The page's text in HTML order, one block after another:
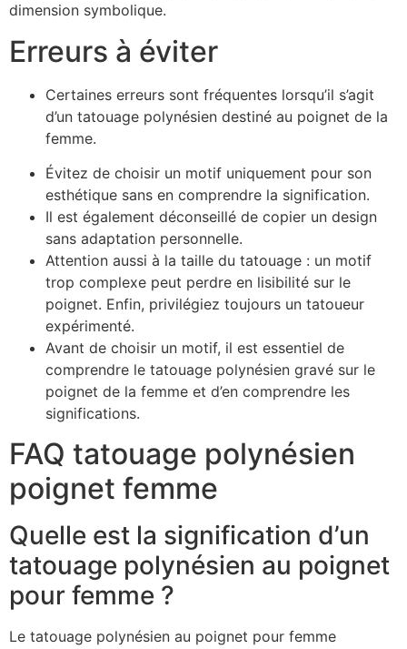
dimension symbolique.
Erreurs à éviter
Certaines erreurs sont fréquentes lorsqu’il s’agit
d’un tatouage polynésien destiné au poignet de la
femme.
Évitez de choisir un motif uniquement pour son
esthétique sans en comprendre la signification.
Il est également déconseillé de copier un design
sans adaptation personnelle.
Attention aussi à la taille du tatouage : un motif
trop complexe peut perdre en lisibilité sur le
poignet. Enfin, privilégiez toujours un tatoueur
expérimenté.
Avant de choisir un motif, il est essentiel de
comprendre le tatouage polynésien gravé sur le
poignet de la femme et d’en comprendre les
significations.
FAQ tatouage polynésien
poignet femme
Quelle est la signification d’un
tatouage polynésien au poignet
pour femme ?
Le tatouage polynésien au poignet pour femme